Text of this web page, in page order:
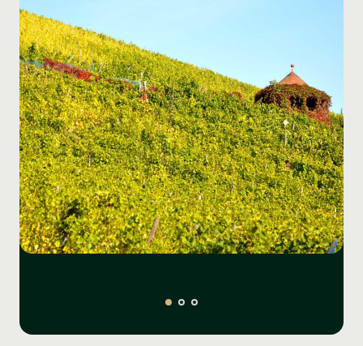
Grand Cru sur les millésimes ultérieurs (à partir de
2015/2022.
La gamme "Estate" (Domaine) a été redéfinie. Elle
regroupe les vins issus exclusivement des parcelles
appartenant à la famille, situées sur des terroirs de
premier ordre (souvent les mêmes que les Grossi Laüe
mais sur des vignes plus jeunes ou des parcelles
périphériques). La gamme offre une bonne initiation à
la "patte" Hugel avec une complexité supérieure à la
gamme "Classic" issue du négoce.
Pinot gris Estate : ce vin proposé avec plusieurs années
de vieillissement en bouteilles provient des meilleurs
terroirs argileux de Riquewihr qui lui confèrent de la
bourguignons sans faire montre de goût boisé. Il s’agit
peut se garder encore une dizaine d’années.